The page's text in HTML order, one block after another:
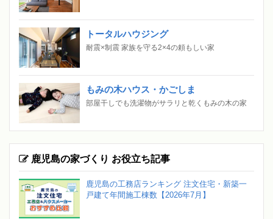
トータルハウジング
耐震×制震 家族を守る2×4の頼もしい家
もみの木ハウス・かごしま
部屋干しでも洗濯物がサラリと乾くもみの木の家
鹿児島の家づくり お役立ち記事
鹿児島の工務店ランキング 注文住宅・新築一
戸建て年間施工棟数【2026年7月】